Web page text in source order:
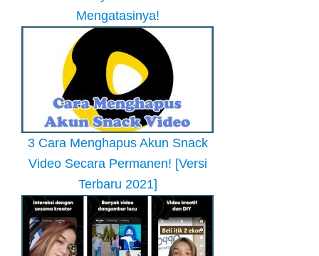
Mengatasinya!
3 Cara Menghapus Akun Snack
Video Secara Permanen! [Versi
Terbaru 2021]